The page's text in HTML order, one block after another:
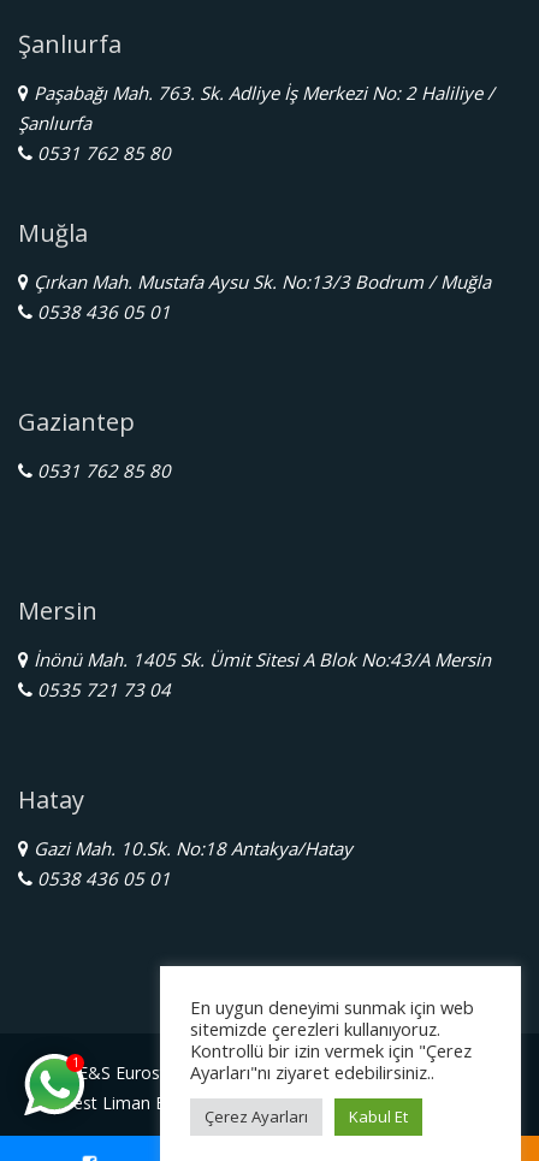
Şanlıurfa
Paşabağı Mah. 763. Sk. Adliye İş Merkezi No: 2 Haliliye /
Şanlıurfa
0531 762 85 80
Muğla
Çırkan Mah. Mustafa Aysu Sk. No:13/3 Bodrum / Muğla
0538 436 05 01
Gaziantep
0531 762 85 80
Mersin
İnönü Mah. 1405 Sk. Ümit Sitesi A Blok No:43/A Mersin
0535 721 73 04
Hatay
Gazi Mah. 10.Sk. No:18 Antakya/Hatay
0538 436 05 01
E&S Eurostar Yurtdışı Eğitim Danışmanlığı Ltd. Şti.
Serbest Liman Bölge Müdürlüğü Gazimagosa / Kuzey Kıbrıs
1
En uygun deneyimi sunmak için web
sitemizde çerezleri kullanıyoruz.
Kontrollü bir izin vermek için "Çerez
Ayarları"nı ziyaret edebilirsiniz..
Çerez Ayarları Kabul Et